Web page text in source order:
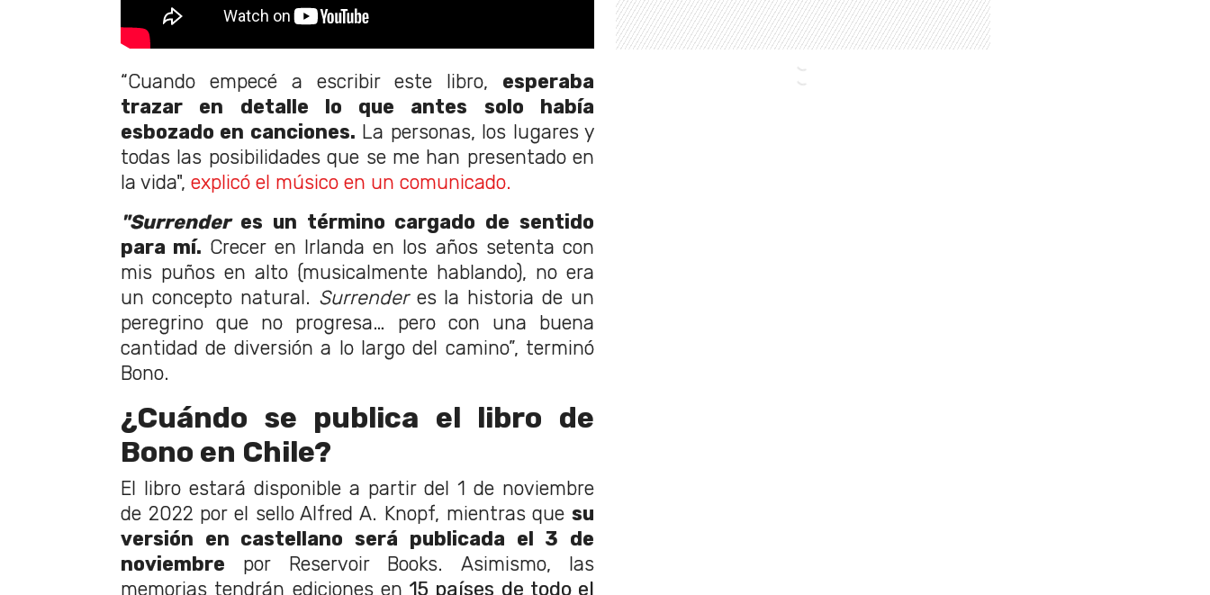
“Cuando empecé a escribir este libro, esperaba
trazar en detalle lo que antes solo había
esbozado en canciones. La personas, los lugares y
todas las posibilidades que se me han presentado en
la vida", explicó el músico en un comunicado.
"Surrender es un término cargado de sentido
para mí. Crecer en Irlanda en los años setenta con
mis puños en alto (musicalmente hablando), no era
un concepto natural. Surrenderes la historia de un
peregrino que no progresa… pero con una buena
cantidad de diversión a lo largo del camino”, terminó
Bono.
¿Cuándo se publica el libro de
Bono en Chile?
El libro estará disponible a partir del 1 de noviembre
de 2022 por el sello Alfred A. Knopf, mientras que su
versión en castellano será publicada el 3 de
noviembre por Reservoir Books. Asimismo, las
memorias tendrán ediciones en 15 países de todo el